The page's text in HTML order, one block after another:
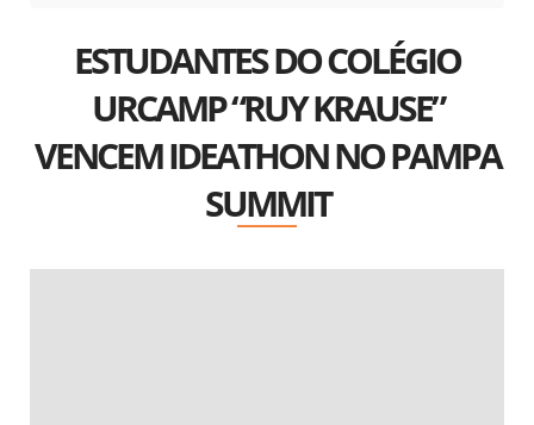
ESTUDANTES DO COLÉGIO
URCAMP “RUY KRAUSE”
VENCEM IDEATHON NO PAMPA
SUMMIT